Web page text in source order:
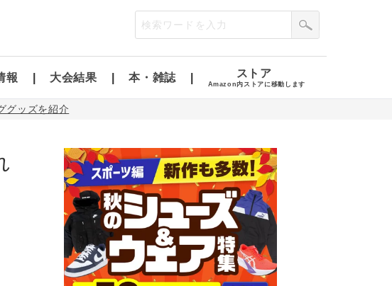
報 大会結果 本・雑誌 ストア
Amazon内ストアに移動します
グッズを紹介